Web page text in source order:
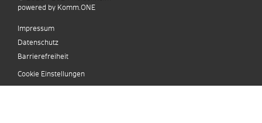
powered by Komm.ONE
Impressum
Datenschutz
Barrierefreiheit
Cookie Einstellungen